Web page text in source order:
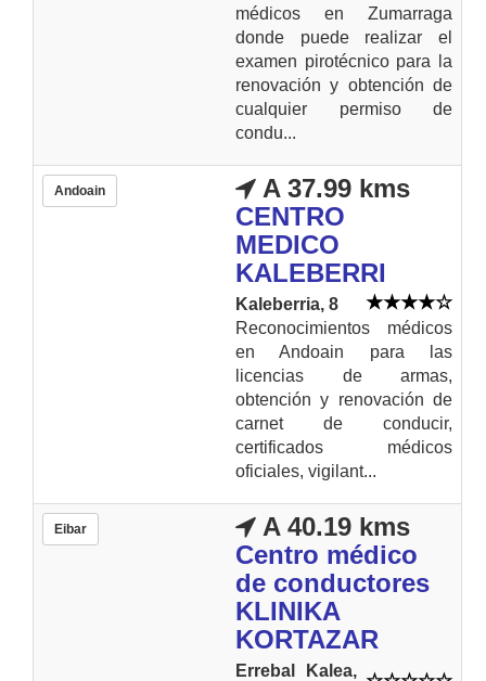
médicos en Zumarraga
donde puede realizar el
examen pirotécnico para la
renovación y obtención de
cualquier permiso de
condu...
Andoain
A 37.99 kms
CENTRO
MEDICO
KALEBERRI
Kaleberria, 8
Reconocimientos médicos
en Andoain para las
licencias de armas,
obtención y renovación de
carnet de conducir,
certificados médicos
oficiales, vigilant...
Eibar
A 40.19 kms
Centro médico
de conductores
KLINIKA
KORTAZAR
Errebal Kalea,